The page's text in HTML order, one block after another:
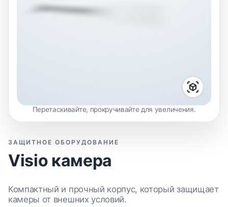
ЗАЩИТНОЕ ОБОРУДОВАНИЕ
Visio камера
Компактный и прочный корпус, который защищает
камеры от внешних условий.
Перетаскивайте, прокручивайте для увеличения.